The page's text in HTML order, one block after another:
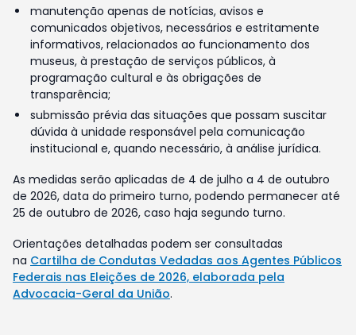
manutenção apenas de notícias, avisos e
comunicados objetivos, necessários e estritamente
informativos, relacionados ao funcionamento dos
museus, à prestação de serviços públicos, à
programação cultural e às obrigações de
transparência;
submissão prévia das situações que possam suscitar
dúvida à unidade responsável pela comunicação
institucional e, quando necessário, à análise jurídica.
As medidas serão aplicadas de 4 de julho a 4 de outubro
de 2026, data do primeiro turno, podendo permanecer até
25 de outubro de 2026, caso haja segundo turno.
Orientações detalhadas podem ser consultadas
na Cartilha de Condutas Vedadas aos Agentes Públicos
Federais nas Eleições de 2026, elaborada pela
Advocacia-Geral da União.